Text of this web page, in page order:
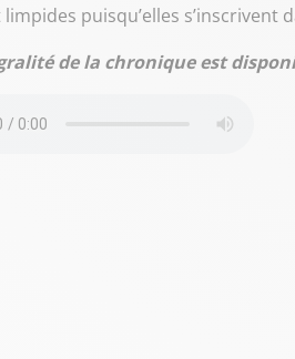
puisqu’elles
de la chronique est